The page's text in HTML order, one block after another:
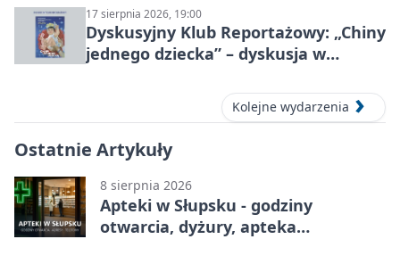
17 sierpnia 2026, 19:00
Dyskusyjny Klub Reportażowy: „Chiny
jednego dziecka” – dyskusja w
Kolejne wydarzenia
Ostatnie Artykuły
8 sierpnia 2026
Apteki w Słupsku - godziny
otwarcia, dyżury, apteka